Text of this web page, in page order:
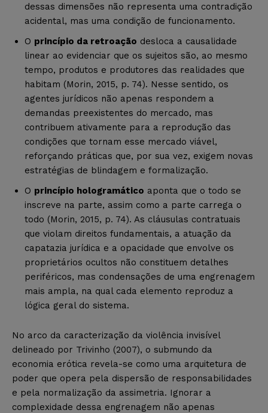
dessas dimensões não representa uma contradição
acidental, mas uma condição de funcionamento.
O princípio da retroação desloca a causalidade
linear ao evidenciar que os sujeitos são, ao mesmo
tempo, produtos e produtores das realidades que
habitam (Morin, 2015, p. 74). Nesse sentido, os
agentes jurídicos não apenas respondem a
demandas preexistentes do mercado, mas
contribuem ativamente para a reprodução das
condições que tornam esse mercado viável,
reforçando práticas que, por sua vez, exigem novas
estratégias de blindagem e formalização.
O princípio hologramático aponta que o todo se
inscreve na parte, assim como a parte carrega o
todo (Morin, 2015, p. 74). As cláusulas contratuais
que violam direitos fundamentais, a atuação da
capatazia jurídica e a opacidade que envolve os
proprietários ocultos não constituem detalhes
periféricos, mas condensações de uma engrenagem
mais ampla, na qual cada elemento reproduz a
lógica geral do sistema.
No arco da caracterização da violência invisível
delineado por Trivinho (2007), o submundo da
economia erótica revela-se como uma arquitetura de
poder que opera pela dispersão de responsabilidades
e pela normalização da assimetria. Ignorar a
complexidade dessa engrenagem não apenas